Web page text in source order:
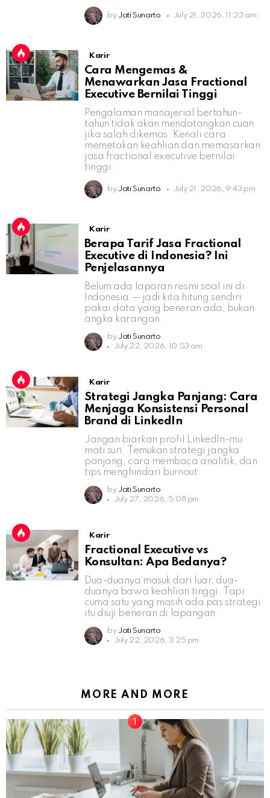
by Jati Sunarto July 21, 2026, 11:23 am
Karir
Cara Mengemas &
Menawarkan Jasa Fractional
Executive Bernilai Tinggi
Pengalaman manajerial bertahun-
tahun tidak akan mendatangkan cuan
jika salah dikemas. Kenali cara
memetakan keahlian dan memasarkan
jasa fractional executive bernilai
tinggi.
by Jati Sunarto July 21, 2026, 9:43 pm
Karir
Berapa Tarif Jasa Fractional
Executive di Indonesia? Ini
Penjelasannya
Belum ada laporan resmi soal ini di
Indonesia — jadi kita hitung sendiri
pakai data yang beneran ada, bukan
angka karangan.
by Jati Sunarto
July 22, 2026, 10:53 am
Karir
Strategi Jangka Panjang: Cara
Menjaga Konsistensi Personal
Brand di LinkedIn
Jangan biarkan profil LinkedIn-mu
mati suri. Temukan strategi jangka
panjang, cara membaca analitik, dan
tips menghindari burnout.
by Jati Sunarto
July 27, 2026, 5:08 pm
Karir
Fractional Executive vs
Konsultan: Apa Bedanya?
Dua-duanya masuk dari luar, dua-
duanya bawa keahlian tinggi. Tapi
cuma satu yang masih ada pas strategi
itu diuji beneran di lapangan.
by Jati Sunarto
July 22, 2026, 3:25 pm
MORE AND MORE